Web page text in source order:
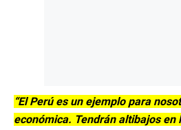
“El Perú es un ejemplo para
económica. Tendrán altibajos en